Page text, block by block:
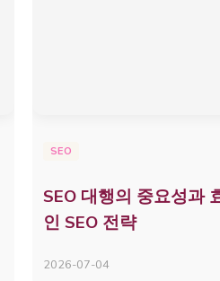
SEO
SEO 대행의 중요성과
인 SEO 전략
2026-07-04